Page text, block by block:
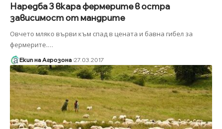
Наредба 3 вкара фермерите в остра
зависимост от мандрите
Овчето мляко върви към спад в цената и бавна гибел за
фермерите.…
Екип на Агрозона 27.03.2017